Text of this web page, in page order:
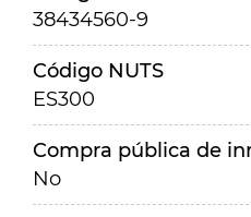
38434560-9
Código NUTS
ES300
Compra pública de
No